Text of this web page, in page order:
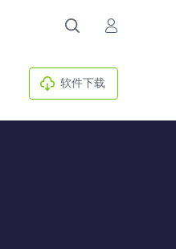
软件下载